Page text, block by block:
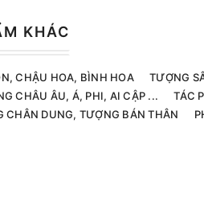
KHÁC
CHẬU HOA, BÌNH HOA TƯỢNG
CHÂU ÂU, Á, PHI, AI CẬP ...
TÁC
CHÂN DUNG, TƯỢNG BÁN THÂN